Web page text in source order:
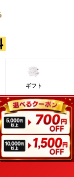
ギフト